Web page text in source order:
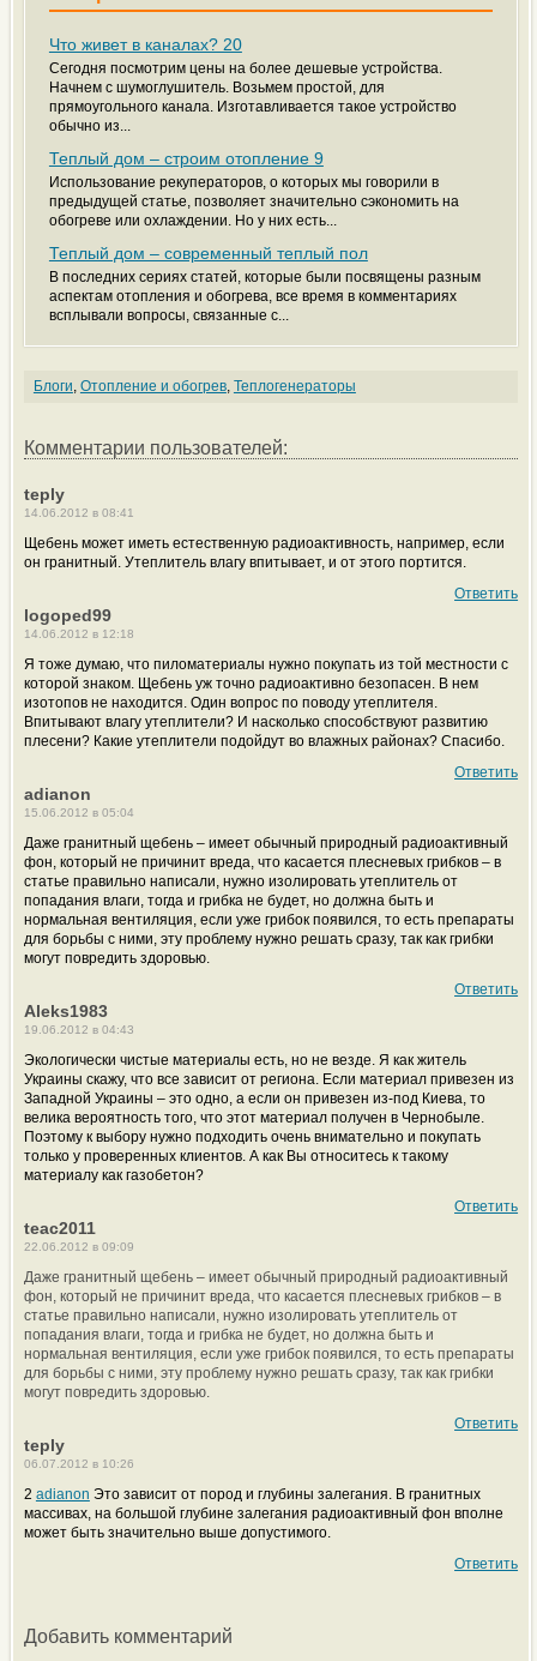
Что живет в каналах? 20
Сегодня посмотрим цены на более дешевые устройства.
Начнем с шумоглушитель. Возьмем простой, для
прямоугольного канала. Изготавливается такое устройство
обычно из...
Теплый дом – строим отопление 9
Использование рекуператоров, о которых мы говорили в
предыдущей статье, позволяет значительно сэкономить на
обогреве или охлаждении. Но у них есть...
Теплый дом – современный теплый пол
В последних сериях статей, которые были посвящены разным
аспектам отопления и обогрева, все время в комментариях
всплывали вопросы, связанные с...
Блоги, Отопление и обогрев, Теплогенераторы
Комментарии пользователей:
teply
14.06.2012 в 08:41
Щебень может иметь естественную радиоактивность, например, если
он гранитный. Утеплитель влагу впитывает, и от этого портится.
Ответить
logoped99
14.06.2012 в 12:18
Я тоже думаю, что пиломатериалы нужно покупать из той местности с
которой знаком. Щебень уж точно радиоактивно безопасен. В нем
изотопов не находится. Один вопрос по поводу утеплителя.
Впитывают влагу утеплители? И насколько способствуют развитию
плесени? Какие утеплители подойдут во влажных районах? Спасибо.
Ответить
adianon
15.06.2012 в 05:04
Даже гранитный щебень – имеет обычный природный радиоактивный
фон, который не причинит вреда, что касается плесневых грибков – в
статье правильно написали, нужно изолировать утеплитель от
попадания влаги, тогда и грибка не будет, но должна быть и
нормальная вентиляция, если уже грибок появился, то есть препараты
для борьбы с ними, эту проблему нужно решать сразу, так как грибки
могут повредить здоровью.
Ответить
Aleks1983
19.06.2012 в 04:43
Экологически чистые материалы есть, но не везде. Я как житель
Украины скажу, что все зависит от региона. Если материал привезен из
Западной Украины – это одно, а если он привезен из-под Киева, то
велика вероятность того, что этот материал получен в Чернобыле.
Поэтому к выбору нужно подходить очень внимательно и покупать
только у проверенных клиентов. А как Вы относитесь к такому
материалу как газобетон?
Ответить
teac2011
22.06.2012 в 09:09
Даже гранитный щебень – имеет обычный природный радиоактивный
фон, который не причинит вреда, что касается плесневых грибков – в
статье правильно написали, нужно изолировать утеплитель от
попадания влаги, тогда и грибка не будет, но должна быть и
нормальная вентиляция, если уже грибок появился, то есть препараты
для борьбы с ними, эту проблему нужно решать сразу, так как грибки
могут повредить здоровью.
Ответить
teply
06.07.2012 в 10:26
2 adianon Это зависит от пород и глубины залегания. В гранитных
массивах, на большой глубине залегания радиоактивный фон вполне
может быть значительно выше допустимого.
Ответить
Добавить комментарий